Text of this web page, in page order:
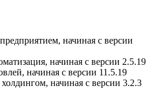
начиная с версии
начиная с версии 2.5.19
начиная с версии 11.5.19
начиная с версии 3.2.3